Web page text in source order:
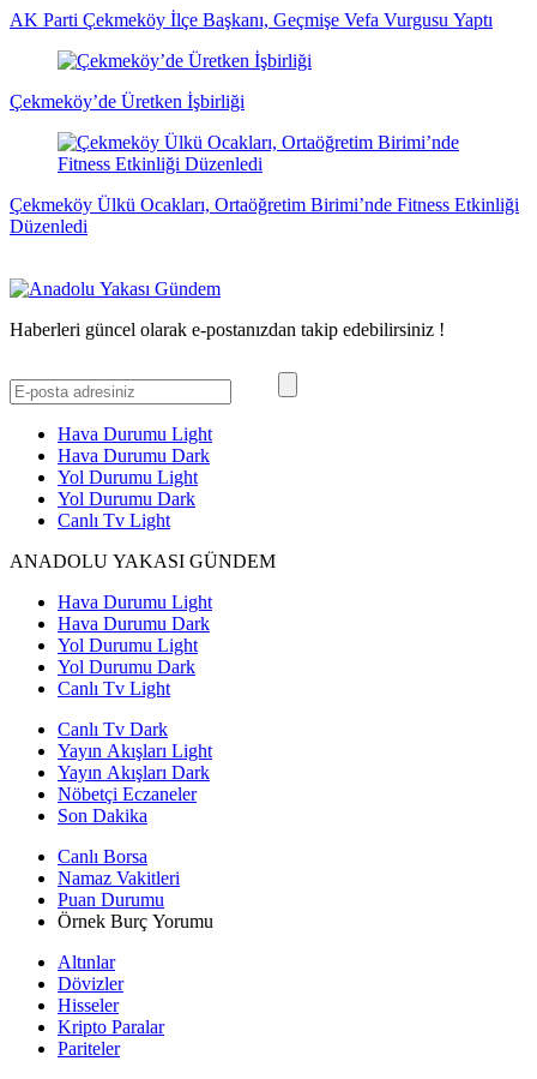
AK Parti Çekmeköy İlçe Başkanı, Geçmişe Vefa Vurgusu Yaptı
Çekmeköy’de Üretken İşbirliği
Çekmeköy Ülkü Ocakları, Ortaöğretim Birimi’nde Fitness Etkinliği
Düzenledi
Haberleri güncel olarak e-postanızdan takip edebilirsiniz !
Hava Durumu Light
Hava Durumu Dark
Yol Durumu Light
Yol Durumu Dark
Canlı Tv Light
ANADOLU YAKASI GÜNDEM
Hava Durumu Light
Hava Durumu Dark
Yol Durumu Light
Yol Durumu Dark
Canlı Tv Light
Canlı Tv Dark
Yayın Akışları Light
Yayın Akışları Dark
Nöbetçi Eczaneler
Son Dakika
Canlı Borsa
Namaz Vakitleri
Puan Durumu
Örnek Burç Yorumu
Altınlar
Dövizler
Hisseler
Kripto Paralar
Pariteler